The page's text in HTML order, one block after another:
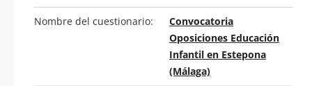
Nombre del cuestionario:
Convocatoria
Oposiciones Educación
Infantil en Estepona
(Málaga)